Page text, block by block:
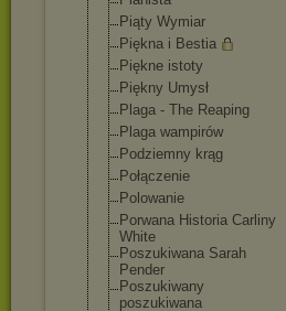
Piąty Wymiar
Piękna i Bestia
Piękne istoty
Piękny Umysł
Plaga - The Reaping
Plaga wampirów
Podziemny krąg
Połączenie
Polowanie
Porwana Historia Carliny
White
Poszukiwana Sarah
Pender
Poszukiwany
poszukiwana